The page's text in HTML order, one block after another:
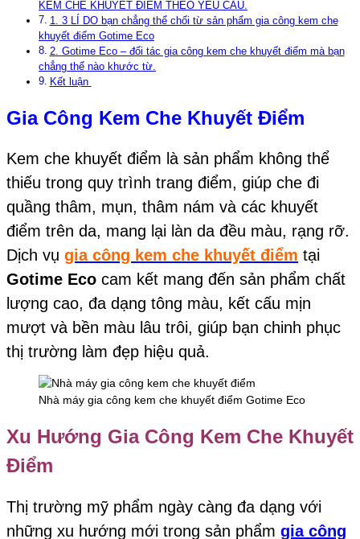
KEM CHE KHUYẾT ĐIỂM THEO YÊU CẦU.
1. 3 LÍ DO bạn chẳng thể chối từ sản phẩm gia công kem che
khuyết điểm Gotime Eco
2. Gotime Eco – đối tác gia công kem che khuyết điểm mà bạn
chẳng thể nào khước từ.
Kết luận
Gia Công Kem Che Khuyết Điểm
Kem che khuyết điểm là sản phẩm không thể
thiếu trong quy trình trang điểm, giúp che đi
quầng thâm, mụn, thâm nám và các khuyết
điểm trên da, mang lại làn da đều màu, rạng rỡ.
Dịch vụ gia công kem che khuyết điểm tại
Gotime Eco cam kết mang đến sản phẩm chất
lượng cao, đa dạng tông màu, kết cấu mịn
mượt và bền màu lâu trôi, giúp bạn chinh phục
thị trường làm đẹp hiệu quả.
Nhà máy gia công kem che khuyết điểm Gotime Eco
Xu Hướng Gia Công Kem Che Khuyết
Điểm
Thị trường mỹ phẩm ngày càng đa dạng với
những xu hướng mới trong sản phẩm gia công